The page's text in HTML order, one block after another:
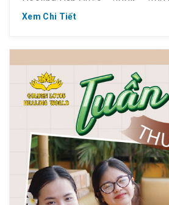
Peeling Hàn Quốc – 290K ~
áp dụng: Thứ 2 ~ Thứ 6 từ 𝟐𝟑.𝟒 –
Xem Chi Tiết